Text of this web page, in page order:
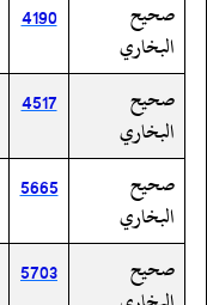
صحيح
البخاري
4190
صحيح
البخاري
4517
صحيح
البخاري
5665
صحيح
5703